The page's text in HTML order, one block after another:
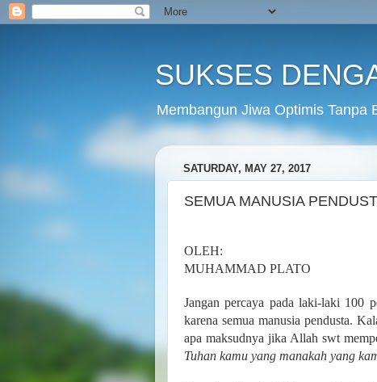
SUKSES
Membangun Jiwa Optimis Tanpa
SATURDAY, MAY 27, 2017
SEMUA MANUSIA
OLEH:
MUHAMMAD PLATO
Jangan percaya pada laki-laki 100
karena semua manusia pendusta.
apa maksudnya jika Allah swt
Tuhan kamu yang manakah yang